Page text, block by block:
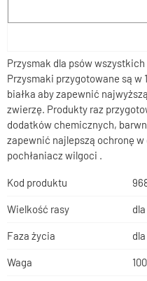
Przysmak dla psów wszystkich
Przysmaki przygotowane są w
białka aby zapewnić
zwierzę. Produkty raz
dodatków chemicznych,
zapewnić najlepszą ochronę
pochłaniacz wilgoci .
Kod produktu
Wielkość rasy
Faza życia
Waga